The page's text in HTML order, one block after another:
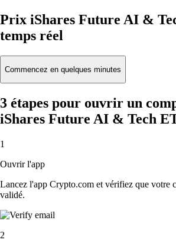
Prix iShares Future AI &
temps réel
Commencez en quelques minutes
3 étapes pour ouvrir un
iShares Future AI & Tech
1
Ouvrir l'app
Lancez l'app Crypto.com et vérifiez que votre
validé.
2